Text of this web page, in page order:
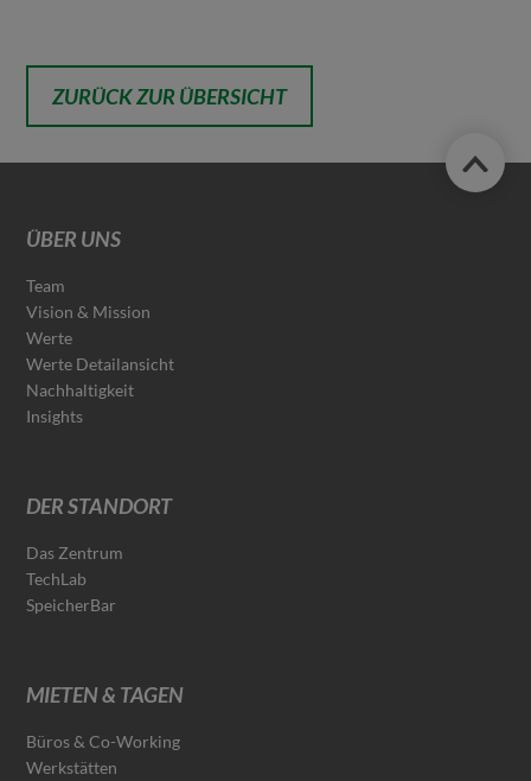
ZURÜCK ZUR ÜBERSICHT
ÜBER UNS
Team
Vision & Mission
Werte
Werte Detailansicht
Nachhaltigkeit
Insights
DER STANDORT
Das Zentrum
TechLab
SpeicherBar
MIETEN & TAGEN
Büros & Co-Working
Werkstätten